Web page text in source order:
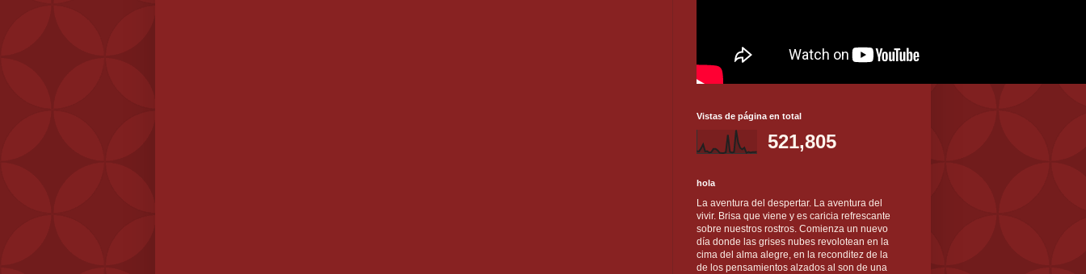
Vistas de página en total
521,805
hola
La aventura del despertar. La aventura del
vivir. Brisa que viene y es caricia refrescante
sobre nuestros rostros. Comienza un nuevo
día donde las grises nubes revolotean en la
cima del alma alegre, en la reconditez de la
de los pensamientos alzados al son de una